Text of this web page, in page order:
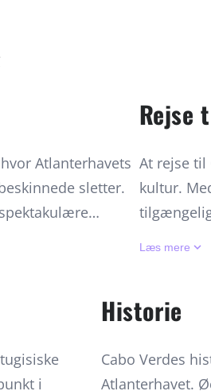
Atlanterhavets
sletter.
Fogo-vulkan sig
sparsomme regn
betagende. Fra
Rejse
At rejse til
kultur.
særlige
Vista, til
Læs mere keyboard_arrow_down
i
Historie
Cabo Verdes
Atlanterhavet.